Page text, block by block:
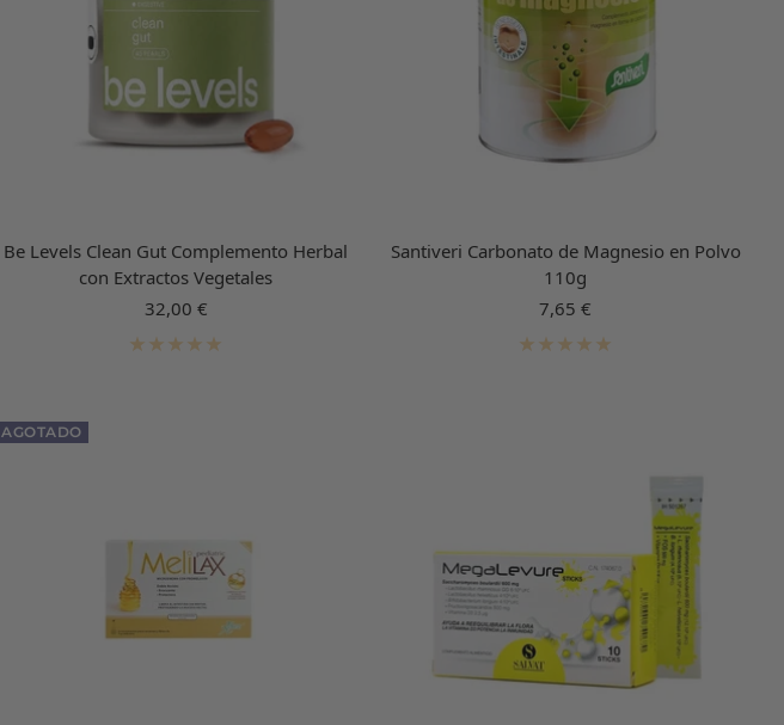
Be Levels Clean Gut Complemento Herbal
con Extractos Vegetales
Precio
de
32,00 €
Santiveri Carbonato de Magnesio en Polvo
110g
Precio
de
7,65 €
AGOTADO